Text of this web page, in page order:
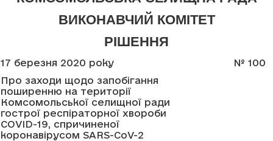
ВИКОНАВЧИЙ КОМІТЕТ
РІШЕННЯ
17 березня 2020 року № 100
Про заходи щодо запобігання
поширенню на території
Комсомольської селищної ради
гострої респіраторної хвороби
COVID-19, спричиненої
коронавірусом SARS-CoV-2